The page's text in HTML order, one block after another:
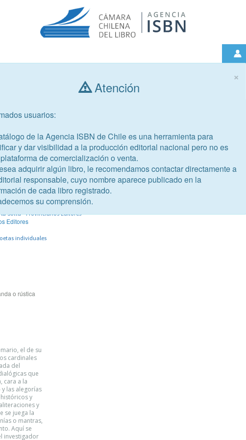
Consultar libros
Año de publicación
-
8
Sotta - Provincianos Editores
Editores
individuales
o rústica
el de su
cardinales
del
que
cara a la
las alegorías
y
y
se juega la
o mantras,
Aquí se
investigador
×
Atención
usuarios:
de la Agencia ISBN de Chile es una herramienta para
y dar visibilidad a la producción editorial nacional pero no es
de comercialización o venta.
adquirir algún libro, le recomendamos contactar directamente a
responsable, cuyo nombre aparece publicado en la
de cada libro registrado.
su comprensión.